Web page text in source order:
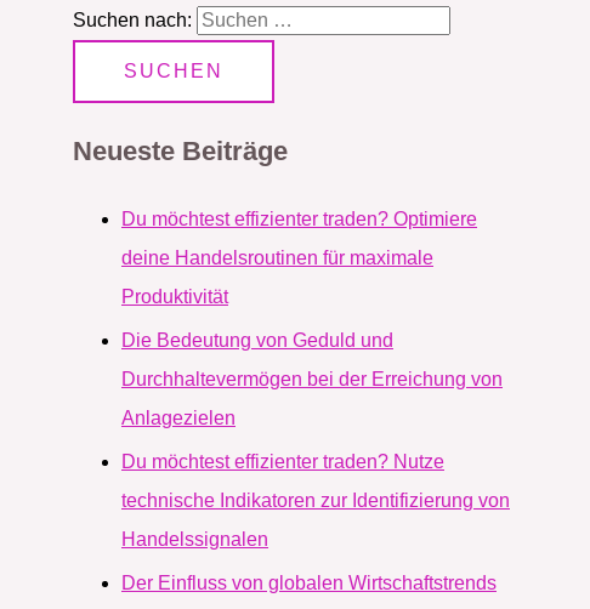
Suchen nach:
Neueste Beiträge
Du möchtest effizienter traden? Optimiere
deine Handelsroutinen für maximale
Produktivität
Die Bedeutung von Geduld und
Durchhaltevermögen bei der Erreichung von
Anlagezielen
Du möchtest effizienter traden? Nutze
technische Indikatoren zur Identifizierung von
Handelssignalen
Der Einfluss von globalen Wirtschaftstrends